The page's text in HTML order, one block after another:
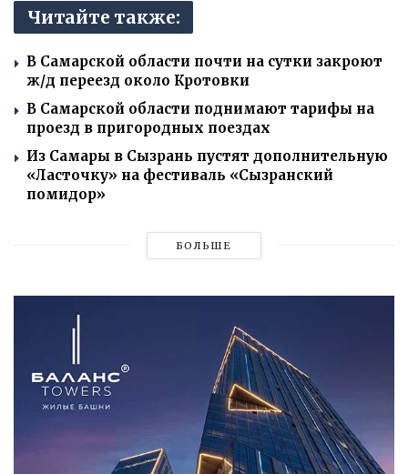
Читайте также:
В Самарской области почти на сутки закроют
ж/д переезд около Кротовки
В Самарской области поднимают тарифы на
проезд в пригородных поездах
Из Самары в Сызрань пустят дополнительную
«Ласточку» на фестиваль «Сызранский
помидор»
БОЛЬШЕ